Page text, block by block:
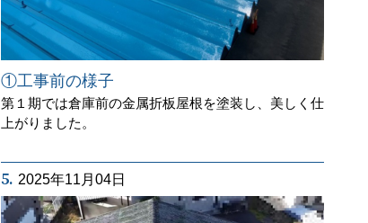
①工事前の様子
第１期では倉庫前の金属折板屋根を塗装し、美しく仕
上がりました。
5. 2025年11月04日